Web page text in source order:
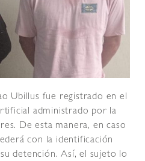
Ubillus fue registrado en el
administrado por la
De esta manera, en caso
con la identificación
detención. Así, el sujeto lo